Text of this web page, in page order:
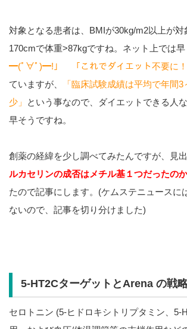
対象となる患者は、BMIが30kg/m2以上が
170cmで体重>87kgですね。ネット上では
━(ﾟ∀ﾟ)━!」 「これでダイエット不要に！
ていますが、
「臨床試験成績は平均で年間
少」
という事なので、ダイエットできる人
早そうですね。
創薬の経緯を少し調べてみたんですが、見出
ルカセリンの成否はメチル基１つだったの
たので記事にします。(ケムステニュースに
ないので、記事を切り分けました)
5-HT2CターゲットとArena の戦
セロトニン (5-ヒドロキシトリプタミン、5-